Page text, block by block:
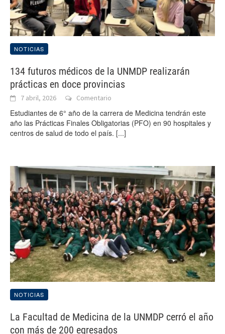
NOTICIAS
134 futuros médicos de la UNMDP realizarán
prácticas en doce provincias
7 abril, 2026 Comentario
Estudiantes de 6° año de la carrera de Medicina tendrán este
año las Prácticas Finales Obligatorias (PFO) en 90 hospitales y
centros de salud de todo el país. [...]
NOTICIAS
La Facultad de Medicina de la UNMDP cerró el año
con más de 200 egresados